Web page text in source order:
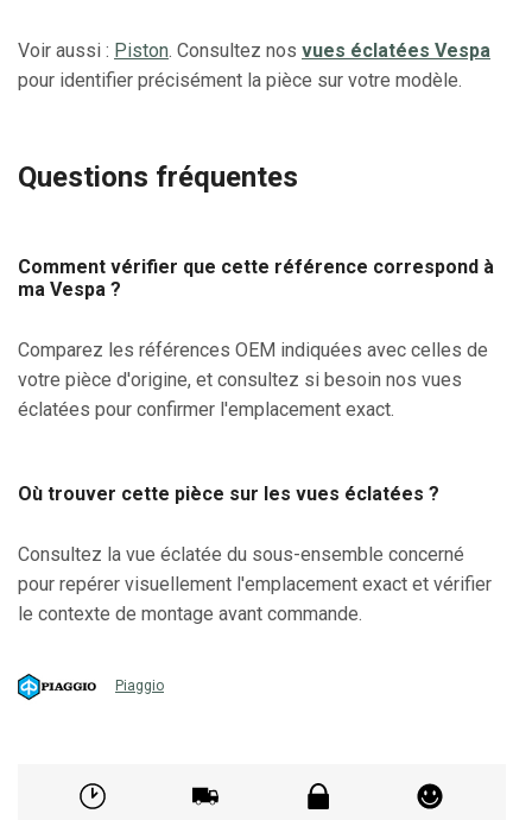
Voir aussi : Piston. Consultez nos vues éclatées Vespa
pour identifier précisément la pièce sur votre modèle.
Questions fréquentes
Comment vérifier que cette référence correspond à
ma Vespa ?
Comparez les références OEM indiquées avec celles de
votre pièce d'origine, et consultez si besoin nos vues
éclatées pour confirmer l'emplacement exact.
Où trouver cette pièce sur les vues éclatées ?
Consultez la vue éclatée du sous-ensemble concerné
pour repérer visuellement l'emplacement exact et vérifier
le contexte de montage avant commande.
Piaggio